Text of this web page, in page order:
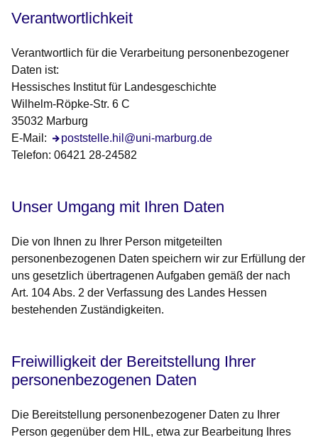
Verantwortlichkeit
Verantwortlich für die Verarbeitung personenbezogener
Daten ist:
Hessisches Institut für Landesgeschichte
Wilhelm-Röpke-Str. 6 C
35032 Marburg
E-Mail:
poststelle.hil@uni-marburg.de
Öffnet sich in einem neuen Fenster
Telefon: 06421 28-24582
Unser Umgang mit Ihren Daten
Die von Ihnen zu Ihrer Person mitgeteilten
personenbezogenen Daten speichern wir zur Erfüllung der
uns gesetzlich übertragenen Aufgaben gemäß der nach
Art. 104 Abs. 2 der Verfassung des Landes Hessen
bestehenden Zuständigkeiten.
Freiwilligkeit der Bereitstellung Ihrer
personenbezogenen Daten
Die Bereitstellung personenbezogener Daten zu Ihrer
Person gegenüber dem HIL, etwa zur Bearbeitung Ihres